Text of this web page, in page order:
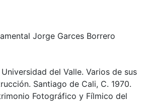
Jorge Garces Borrero
del Valle. Varios de sus
Santiago de Cali, C. 1970.
Fotográfico y Fílmico del